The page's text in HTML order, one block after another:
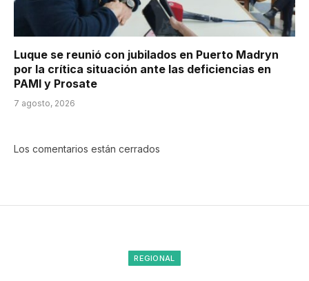
Luque se reunió con jubilados en Puerto Madryn
por la crítica situación ante las deficiencias en
PAMI y Prosate
7 agosto, 2026
Los comentarios están cerrados
REGIONAL